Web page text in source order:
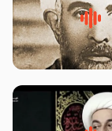
یزید ملعون و
علیهم‌السلام –